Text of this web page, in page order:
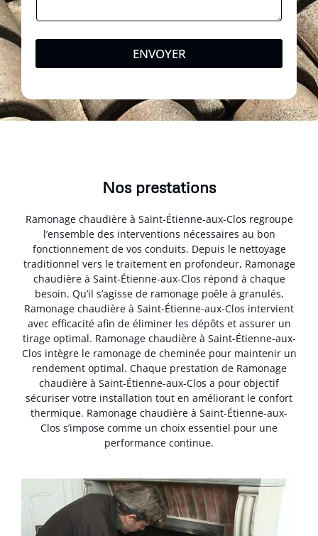
ENVOYER
Nos prestations
Ramonage chaudière à Saint-Étienne-aux-Clos regroupe
l’ensemble des interventions nécessaires au bon
fonctionnement de vos conduits. Depuis le nettoyage
traditionnel vers le traitement en profondeur, Ramonage
chaudière à Saint-Étienne-aux-Clos répond à chaque
besoin. Qu’il s’agisse de ramonage poêle à granulés,
Ramonage chaudière à Saint-Étienne-aux-Clos intervient
avec efficacité afin de éliminer les dépôts et assurer un
tirage optimal. Ramonage chaudière à Saint-Étienne-aux-
Clos intègre le ramonage de cheminée pour maintenir un
rendement optimal. Chaque prestation de Ramonage
chaudière à Saint-Étienne-aux-Clos a pour objectif
sécuriser votre installation tout en améliorant le confort
thermique. Ramonage chaudière à Saint-Étienne-aux-
Clos s’impose comme un choix essentiel pour une
performance continue.